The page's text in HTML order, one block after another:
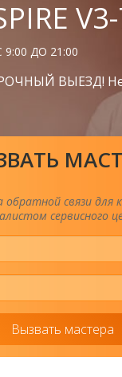
ДО 21:00
ВЫЕЗД!
связи для
сервисного
Вызвать мастера